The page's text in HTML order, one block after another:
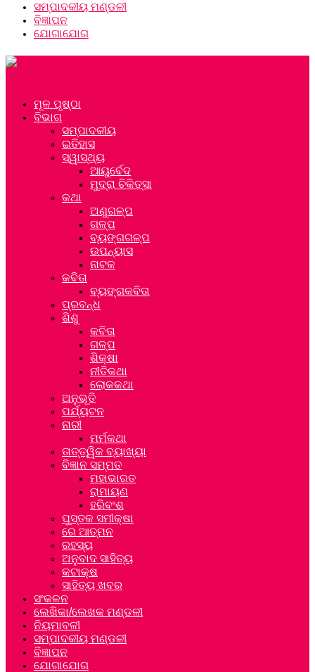
ସମ୍ପାଦକୀୟ ମଣ୍ଡଳୀ
ବିଜ୍ଞାପନ
ଯୋଗାଯୋଗ
ମୂଳ ପୃଷ୍ଠା
ବିଭାଗ
ସମ୍ପାଦକୀୟ
ଇତିହାସ
ସ୍ୱାସ୍ଥ୍ୟ
ଆୟୁର୍ବେଦ
ମୁଦ୍ରା ଚିକିତ୍ସା
କଥା
ଅଣୁଗଳ୍ପ
ଗଳ୍ପ
ବ୍ୟଙ୍ଗଗଳ୍ପ
ଉପନ୍ୟାସ
ନାଟକ
କବିତା
ବ୍ୟଙ୍ଗକବିତା
ପ୍ରବନ୍ଧ
ଶିଶୁ
କବିତା
ଗଳ୍ପ
ଶିକ୍ଷା
ନୀତିକଥା
ଲୋକକଥା
ଅନୁଭୂତି
ପର୍ଯ୍ୟଟନ
ନାରୀ
ମର୍ମକଥା
ତାତ୍ତ୍ୱିକ ବ୍ୟାଖ୍ୟା
ବିଜ୍ଞାନ ସମ୍ମତ
ମହାଭାରତ
ରାମାୟଣ
ହରିବଂଶ
ପୁସ୍ତକ ସମୀକ୍ଷା
ରେ ଆତ୍ମନ
ରହସ୍ୟ
ଅନୁବାଦ ସାହିତ୍ୟ
କଟାକ୍ଷ
ସାହିତ୍ୟ ଖବର
ସଂକଳନ
ଲେଖିକା/ଲେଖକ ମଣ୍ଡଳୀ
ନିୟମାବଳୀ
ସମ୍ପାଦକୀୟ ମଣ୍ଡଳୀ
ବିଜ୍ଞାପନ
ଯୋଗାଯୋଗ